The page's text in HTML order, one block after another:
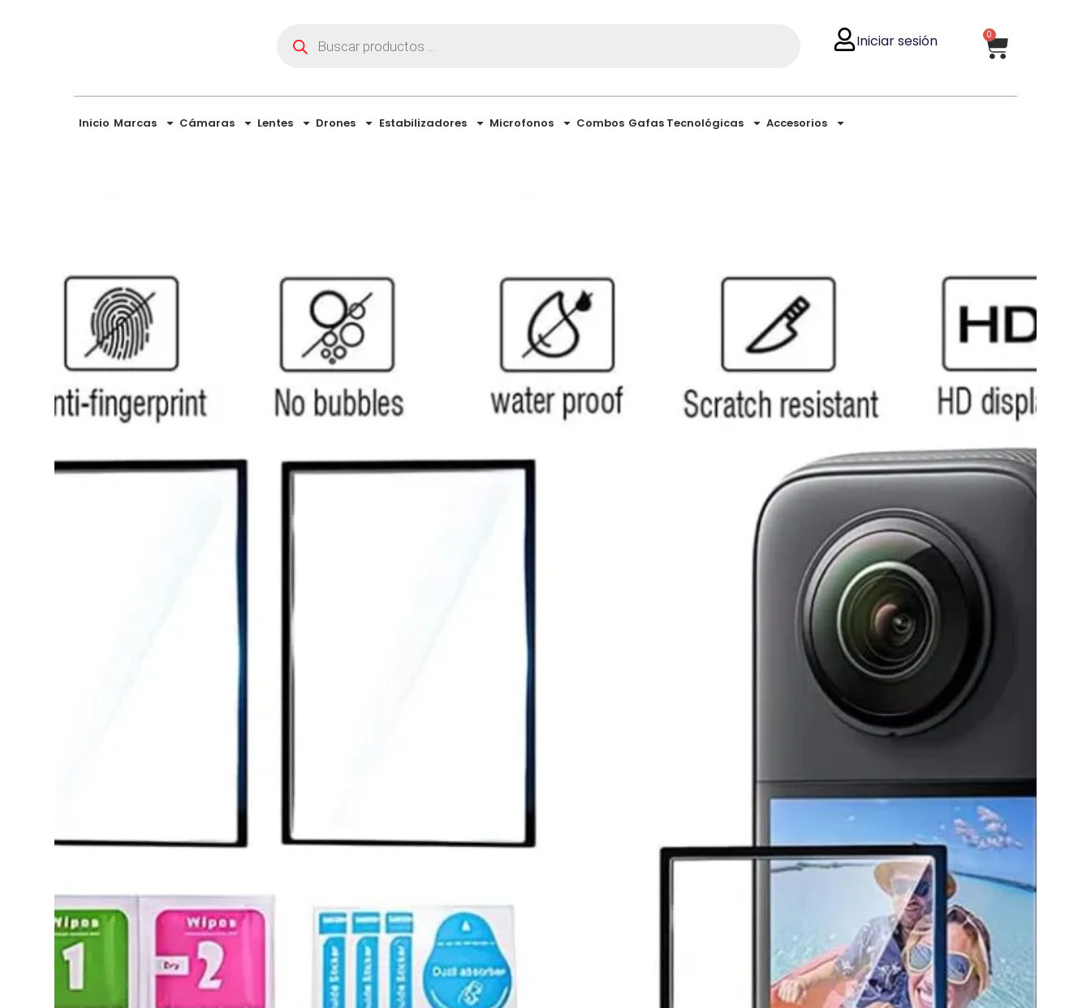
Iniciar sesión 0
Inicio Marcas Cámaras Lentes Drones Estabilizadores Microfonos Combos Gafas Tecnológicas Accesorios